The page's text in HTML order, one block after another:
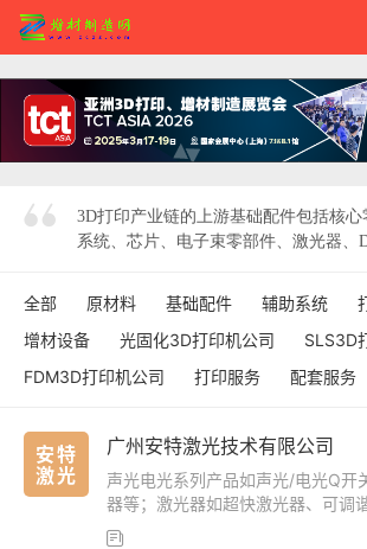
3D打印产业链的上游基础配件包括核
系统、芯片、电子束零部件、激光器、
全部 原材料 基础配件 辅助系统
增材设备
光固化3D打印机公司
SLS3D
FDM3D打印机公司
打印服务 配套服务
安特
激光
广州安特激光技术有限公司
声光电光系列产品如声光/电光Q开
器等；激光器如超快激光器、可调
光器等；
